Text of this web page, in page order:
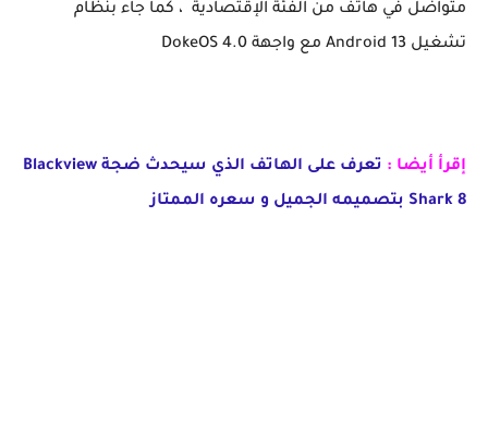
متواضل في هاتف من الفئة الإقتصادية ، كما جاء بنظام
تشغيل Android 13 مع واجهة DokeOS 4.0
إقرأ أيضا :
تعرف على الهاتف الذي سيحدث ضجة Blackview
Shark 8 بتصميمه الجميل و سعره الممتاز